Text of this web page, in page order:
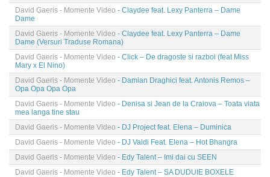
David Gaeris - Momente Video - Claydee feat. Lexy Panterra – Dame
Dame
David Gaeris - Momente Video - Claydee feat. Lexy Panterra – Dame
Dame (Versuri Traduse Romana)
David Gaeris - Momente Video - Click – De dragoste si razboi (feat Miss
Mary x El Nino)
David Gaeris - Momente Video - Damian Draghici feat. Antonis Remos –
Opa Opa Opa Opa
David Gaeris - Momente Video - Denisa si Jean de la Craiova – Toata viata
mea langa tine stau
David Gaeris - Momente Video - DJ Project feat. Elena – Duminica
David Gaeris - Momente Video - DJ Valdi Feat. Elena – Hot Bhangra
David Gaeris - Momente Video - Edy Talent – Imi dai cu SEEN
David Gaeris - Momente Video - Edy Talent – SA DUDUIE BOXELE